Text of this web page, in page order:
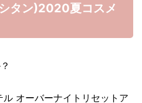
タン)2020夏コスメ
オーバーナイトリセットア